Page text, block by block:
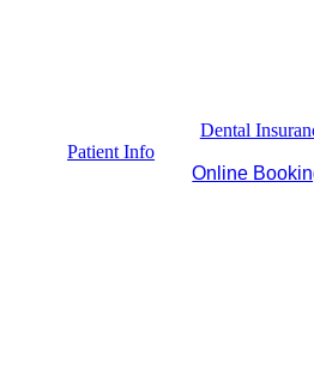
Dental
Patient Info
Online